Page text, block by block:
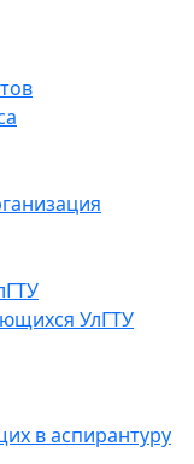
УлГТУ
в аспирантуру